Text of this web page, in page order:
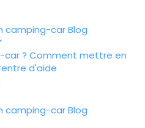
camping-carBlog
car ? Comment mettre en
d'aide
camping-carBlog